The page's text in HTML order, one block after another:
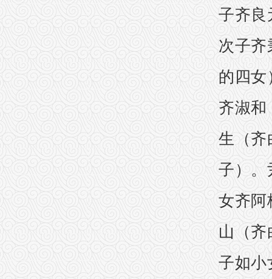
子齐良
次子齐
的四女
齐淑和
生（齐
子）。
女齐阿
山（
子如小